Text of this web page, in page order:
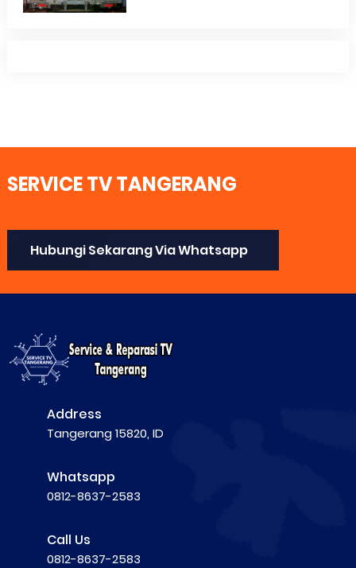
SERVICE TV TANGERANG
Hubungi Sekarang Via Whatsapp
Address
Tangerang 15820, ID
Whatsapp
0812-8637-2583
Call Us
0812-8637-2583